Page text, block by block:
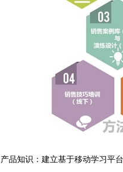
产品知识：建立基于移动学习平